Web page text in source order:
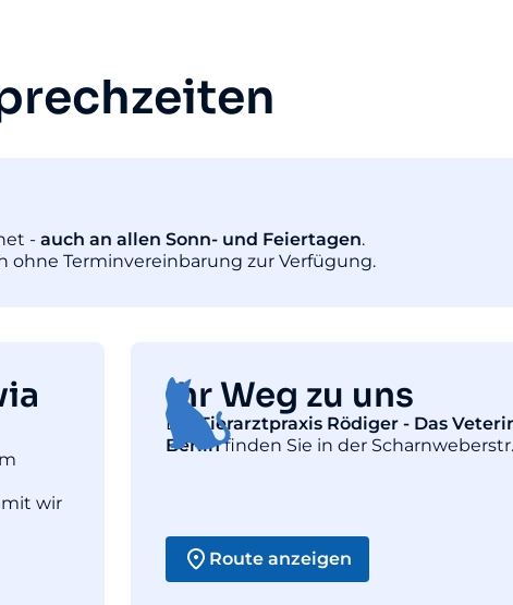
- auch an allen Sonn- und Feiertagen.
ohne Terminvereinbarung zur Verfügung.
wir
Ihr Weg zu uns
Die
Tierarztpraxis Rödiger - Das
Berlinfinden Sie in der
Route anzeigen